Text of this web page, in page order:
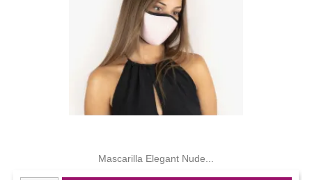
Mascarilla Elegant Nude...